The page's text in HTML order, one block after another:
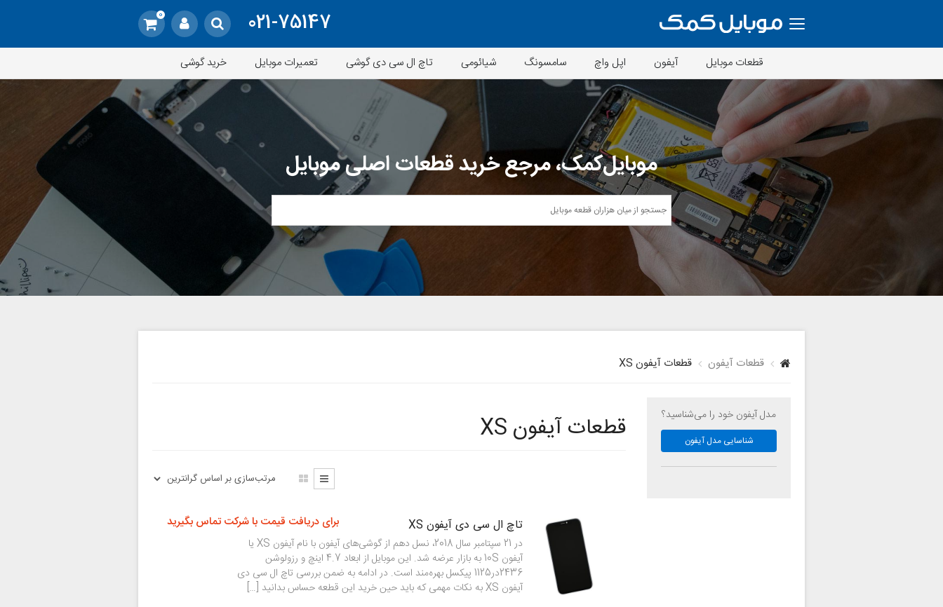
021-75147
0
قطعات موبایل آیفون اپل واچ سامسونگ شیائومی تاچ ال سی دی گوشی تعمیرات موبایل خرید گوشی
موبایل‌کمک، مرجع خرید قطعات اصلی موبایل
قطعات آیفون قطعات آیفون XS
مدل آیفون خود را می‌شناسید؟
شناسایی مدل آیفون قطعات آیفون XS
تاچ ال سی دی آیفون XS
در 21 سپتامبر سال 2018، نسل دهم از گوشی‌های آیفون با نام آیفون XS یا
آیفون 10S به بازار عرضه شد. این موبایل از ابعاد 4.7 اینچ و رزولوشن
2436در1125 پیکسل بهره‌مند است. در ادامه به ضمن بررسی تاچ ال ‌سی ‌دی
آیفون XS به نکات مهمی که باید حین خرید این قطعه حساس بدانید […]
برای دریافت قیمت با شرکت تماس بگیرید